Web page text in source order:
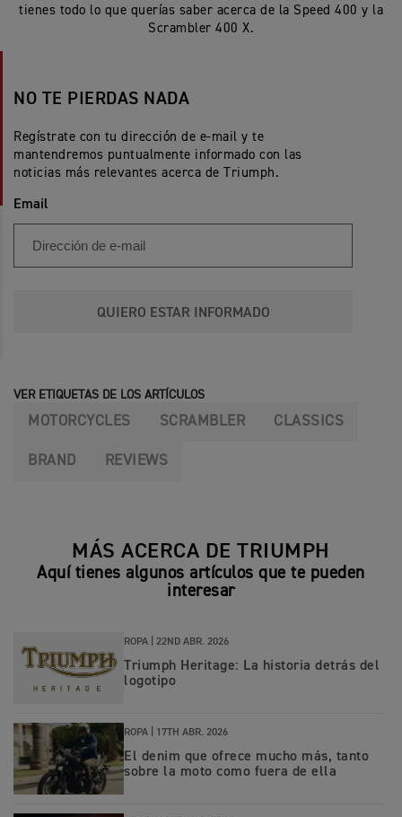
tienes todo lo que querías saber acerca de la Speed 400 y la
Scrambler 400 X.
NO TE PIERDAS NADA
Regístrate con tu dirección de e-mail y te
mantendremos puntualmente informado con las
noticias más relevantes acerca de Triumph.
Email
QUIERO ESTAR INFORMADO
VER ETIQUETAS DE LOS ARTÍCULOS
MOTORCYCLES SCRAMBLER CLASSICS
BRAND REVIEWS
MÁS ACERCA DE TRIUMPH
Aquí tienes algunos artículos que te pueden
interesar
ROPA | 22ND ABR. 2026
Triumph Heritage: La historia detrás del
logotipo
ROPA | 17TH ABR. 2026
El denim que ofrece mucho más, tanto
sobre la moto como fuera de ella